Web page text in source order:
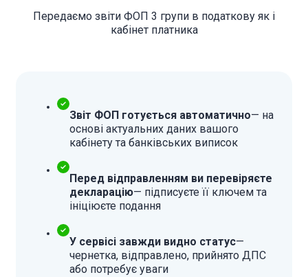
Передаємо звіти ФОП 3 групи в податкову як і
кабінет платника
Звіт ФОП готується автоматично— на
основі актуальних даних вашого
кабінету та банківських виписок
Перед відправленням ви перевіряєте
декларацію— підписуєте її ключем та
ініціюєте подання
У сервісі завжди видно статус—
чернетка, відправлено, прийнято ДПС
або потребує уваги